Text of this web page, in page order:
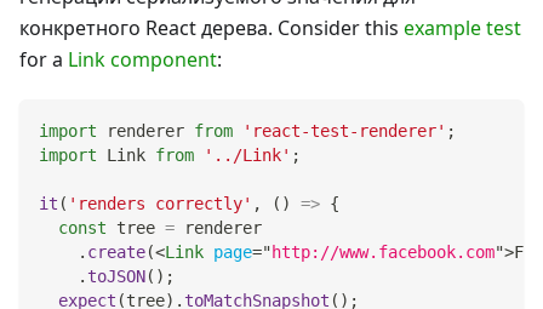
конкретного React дерева. Consider this example test
for a Link component:
import renderer from 'react-test-renderer' ;
import
Link from '../Link' ;
it ( 'renders correctly' , ( ) => {
const tree = renderer
. create(<Link page="http://www.facebook.com">
. toJSON( ) ;
expect (tree) . toMatchSnapshot ( ) ;